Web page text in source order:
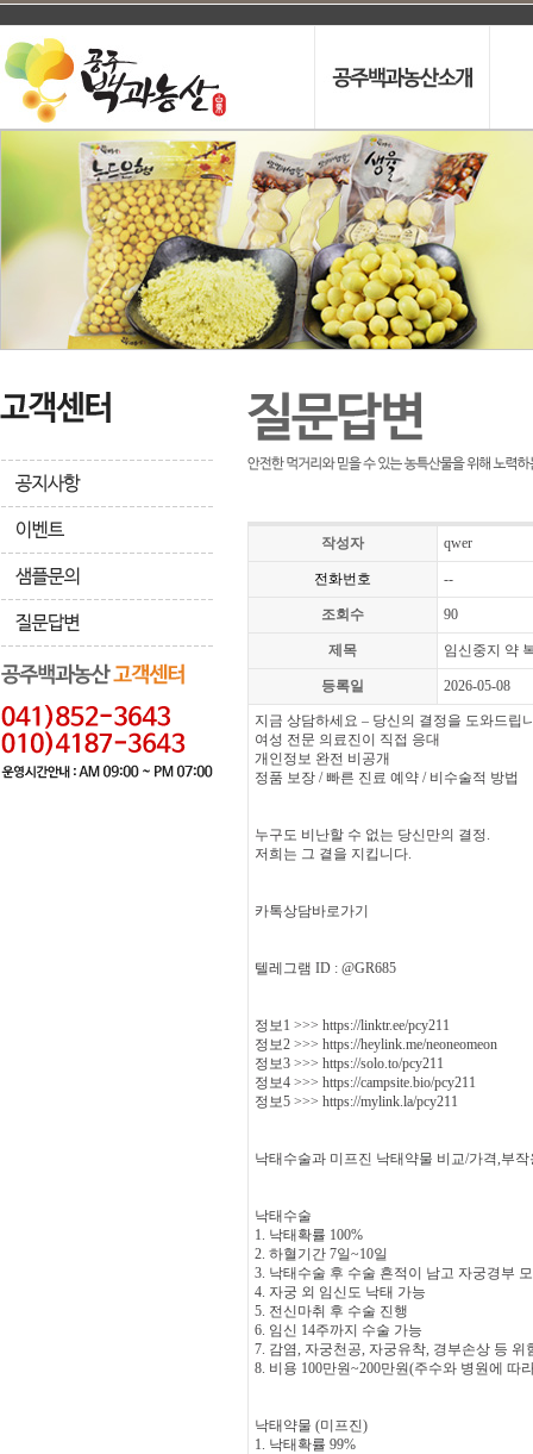
인사말
오시는길
작성자 qwer
전화번호 --
조회수 90
제목 임신중지 약
등록일 2026-05-08
지금 상담하세요 – 당신의 결정을 도와드립
여성 전문 의료진이 직접 응대
개인정보 완전 비공개
정품 보장 / 빠른 진료 예약 / 비수술적 방법
누구도 비난할 수 없는 당신만의 결정.
저희는 그 곁을 지킵니다.
카톡상담바로가기
텔레그램 ID : @GR685
정보1 >>> https://linktr.ee/pcy211
정보2 >>> https://heylink.me/neoneomeon
정보3 >>> https://solo.to/pcy211
정보4 >>> https://campsite.bio/pcy211
정보5 >>> https://mylink.la/pcy211
낙태수술과 미프진 낙태약물 비교/가격,부
낙태수술
1. 낙태확률 100%
2. 하혈기간 7일~10일
3. 낙태수술 후 수술 흔적이 남고 자궁경부
4. 자궁 외 임신도 낙태 가능
5. 전신마취 후 수술 진행
6. 임신 14주까지 수술 가능
7. 감염, 자궁천공, 자궁유착, 경부손상 등 위
8. 비용 100만원~200만원(주수와 병원에 따
낙태약물 (미프진)
1. 낙태확률 99%